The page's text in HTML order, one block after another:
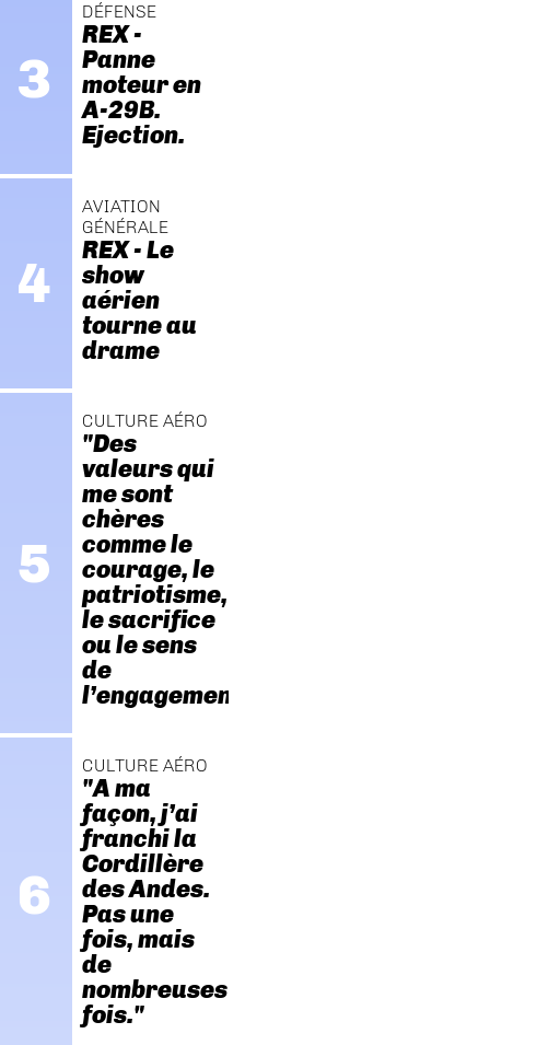
DÉFENSE
REX -
Panne
moteur en
A-29B.
Ejection.
AVIATION
GÉNÉRALE
REX - Le
show
aérien
tourne au
drame
CULTURE AÉRO
"Des
valeurs qui
me sont
chères
comme le
courage, le
patriotisme,
le sacrifice
ou le sens
de
l’engagement."
CULTURE AÉRO
"A ma
façon, j’ai
franchi la
Cordillère
des Andes.
Pas une
fois, mais
de
nombreuses
fois."